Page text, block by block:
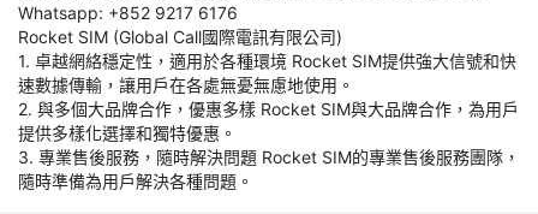
用，請於落單前先與我們聯絡，謝謝。
訂單一經確認，將不得更改或退款。貨品價格以訂購當日所示為
準；優惠不可與其他優惠及折扣同時使用。
數據卡有效期: 自購買日起計 約 3-5 個月內可啟用，逾期無效。*
實際數據卡有效期以供應商出貨為準。
數據卡插入手機並收到網絡信號，即已自動激活數據卡並啟用服
務。數據卡服務之有效期由激活並啟用服務當日起計。
Whatsapp: +852 9217 6176
Rocket SIM (Global Call國際電訊有限公司)
1. 卓越網絡穩定性，適用於各種環境 Rocket SIM提供強大信號和快
速數據傳輸，讓用戶在各處無憂無慮地使用。
2. 與多個大品牌合作，優惠多樣 Rocket SIM與大品牌合作，為用戶
提供多樣化選擇和獨特優惠。
3. 專業售後服務，隨時解決問題 Rocket SIM的專業售後服務團隊，
隨時準備為用戶解決各種問題。